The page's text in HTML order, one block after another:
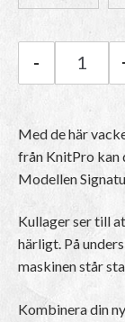
-
Med de här
från KnitPro kan
Modellen
Kullager ser till
härligt. På
maskinen står
Kombinera din